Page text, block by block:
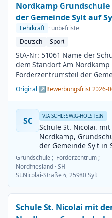
Nordkamp
der Gemeinde Sylt auf
Lehrkraft · unbefristet
Deutsch
Sport
StA-Nr: 51061 Name der
dem Standort Am
Förderzentrumsteil der
Grundschule Kreis /
BesGr / EntGr:
2. Fach: Sport
Arbeitsumfang: Teilzeit
01.08.2026
Veröffentlichung: 01.06.2026
Original ↗Bewerbungsfrist 2026-
SC VIA SCHLESWIG-HOLSTEIN
Schule St. Nicolai,
Nordkamp,
der Gemeinde Sylt in
Grundschule ; Förderzentrum ;
Nordfriesland · SH
St.Nicolai-Straße 6, 25980 Sylt
Schule St. Nicolai mit